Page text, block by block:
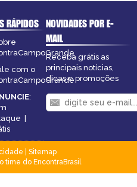
RÁPIDOS
com o
:
NOVIDADES POR E-
MAIL
Receba grátis as
principais notícias,
dicas e promoções
Sitemap
time do EncontraBrasil